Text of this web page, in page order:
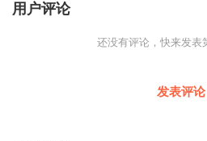
用户评论
还没有评论，快来发表
发表评论